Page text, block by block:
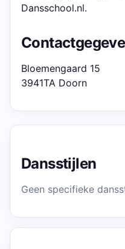
Dansschool.nl.
Bloemengaard 15
3941TA Doorn
Dansstijlen
Geen specifieke